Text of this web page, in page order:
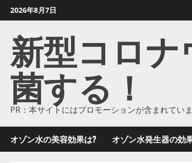
ン
2026年8月7日
新型コロナ
菌する！
PR：本サイトにはプロモーションが含まれてい
オゾン水の美容効果は? オゾン水発生器の効